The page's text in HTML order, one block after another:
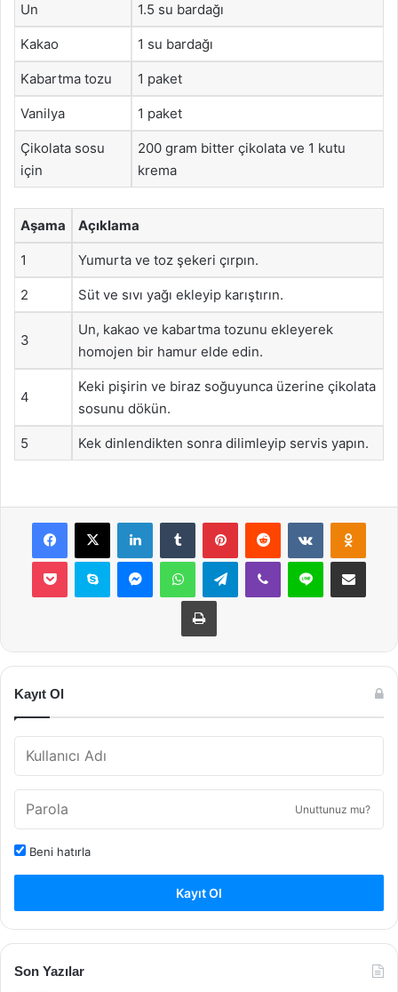
Un 1.5 su bardağı
Kakao 1 su bardağı
Kabartma tozu 1 paket
Vanilya 1 paket
Çikolata sosu
için
200 gram bitter çikolata ve 1 kutu
krema
Aşama Açıklama
1 Yumurta ve toz şekeri çırpın.
2 Süt ve sıvı yağı ekleyip karıştırın.
3
Un, kakao ve kabartma tozunu ekleyerek
homojen bir hamur elde edin.
4
Keki pişirin ve biraz soğuyunca üzerine çikolata
sosunu dökün.
5 Kek dinlendikten sonra dilimleyip servis yapın.
Facebook
X LinkedInTumblr PinterestReddit VKontakte
Pocket Skype MessengerWhatsAppTelegramViber Line E-Posta ile
Yazdır
Kayıt Ol
Unuttunuz mu?
Beni hatırla
Kayıt Ol
Son Yazılar